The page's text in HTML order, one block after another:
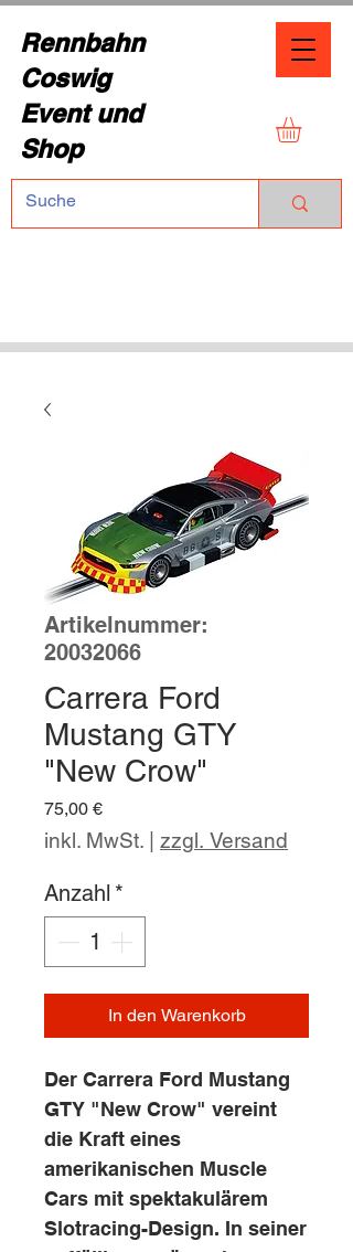
Rennbahn
Coswig
Event und
Shop
Artikelnummer:
20032066
Carrera Ford
Mustang GTY
"New Crow"
75,00 €Preis
inkl. MwSt. zzgl. Versand
Anzahl *
In den Warenkorb
Der Carrera Ford Mustang
GTY "New Crow" vereint
die Kraft eines
amerikanischen Muscle
Cars mit spektakulärem
Slotracing-Design. In seiner